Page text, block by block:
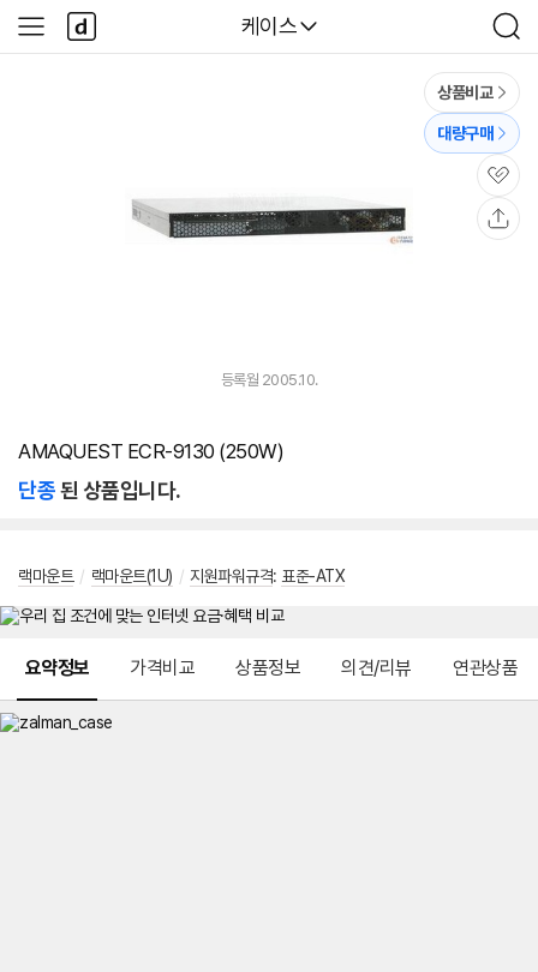
다나와
케이스
검
색
사
이
다
나
와
상품비교
대량구매
관
심
등록월 2005.10.
AMAQUEST ECR-9130 (250W)
단종된 상품입니다.
랙마운트 / 랙마운트(1U) / 지원파워규격: 표준-ATX
요약정보 가격비교 상품정보 의견/리뷰 연관상품